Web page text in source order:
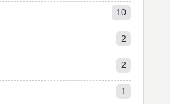
10
2
2
1